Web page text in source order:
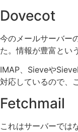
Dovecot
今のメールサーバー
た。情報が豊富とい
IMAP、Sieveや
対応しているので、
Fetchmail
これはサーバーでは